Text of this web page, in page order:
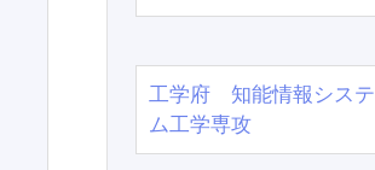
工学府 知能情報システ
ム工学専攻